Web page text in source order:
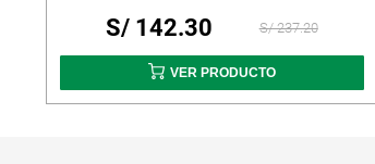
S/ 142.30 S/ 237.20
VER PRODUCTO